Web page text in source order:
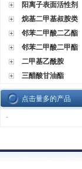
阳离子表面活性剂
烷基二甲基叔胺类
邻苯二甲酸二乙酯
邻苯二甲酸二甲酯
二甲基乙酰胺
三醋酸甘油酯
点击量多的产品
·